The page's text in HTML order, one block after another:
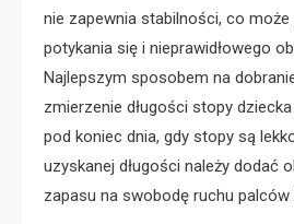
nie zapewnia stabilności, co
potykania się i nieprawidłowego
Najlepszym sposobem na
zmierzenie długości stopy
pod koniec dnia, gdy stopy są
uzyskanej długości należy dodać
zapasu na swobodę ruchu